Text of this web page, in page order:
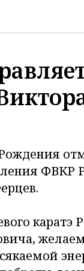
ФВКР
каратэ